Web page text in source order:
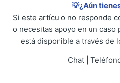
💡¿Aún
Si este artículo no responde
o necesitas apoyo en un
está disponible a través de
Chat |